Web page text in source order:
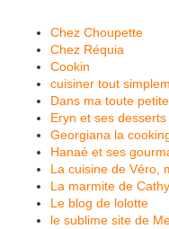
Chez Choupette
Chez Réquia
Cookin
cuisiner tout
Dans ma toute
Eryn et ses desserts
Georgiana la cooking
Hanaé et ses
La cuisine de Véro,
La marmite de Cathy
Le blog de lolotte
le sublime site de